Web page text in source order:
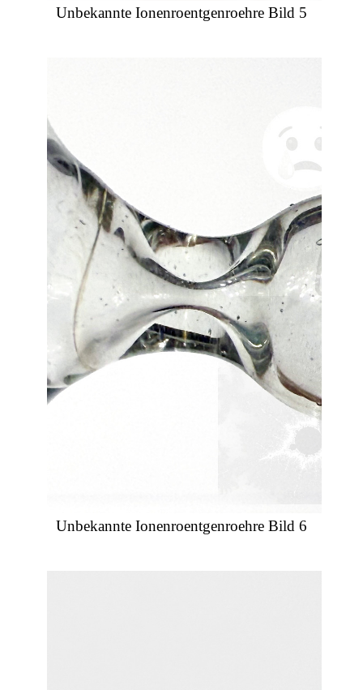
Unbekannte Ionenroentgenroehre Bild 5
Unbekannte Ionenroentgenroehre Bild 6